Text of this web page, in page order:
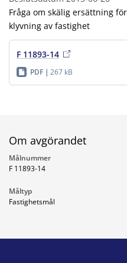
Fråga om skälig ersättning
klyvning av fastighet
F 11893-14
PDF 267 kB
Om avgörandet
Målnummer
F 11893-14
Måltyp
Fastighetsmål